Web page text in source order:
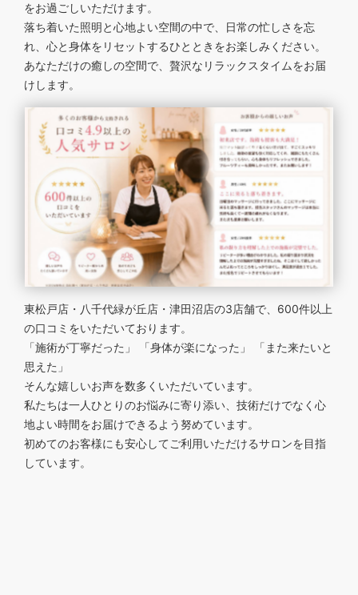
をお過ごしいただけます。
落ち着いた照明と心地よい空間の中で、日常の忙しさを忘
れ、心と身体をリセットするひとときをお楽しみください。
あなただけの癒しの空間で、贅沢なリラックスタイムをお届
けします。
東松戸店・八千代緑が丘店・津田沼店の3店舗で、600件以上
の口コミをいただいております。
「施術が丁寧だった」 「身体が楽になった」 「また来たいと
思えた」
そんな嬉しいお声を数多くいただいています。
私たちは一人ひとりのお悩みに寄り添い、技術だけでなく心
地よい時間をお届けできるよう努めています。
初めてのお客様にも安心してご利用いただけるサロンを目指
しています。